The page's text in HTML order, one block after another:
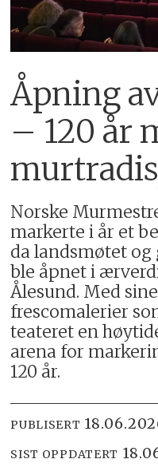
Åpning
– 120 år
Norske
markerte i år et
da landsmøtet
ble åpnet i
Ålesund. Med
frescomalerier
teateret en
arena for
120 år.
PUBLISERT
SIST OPPDATERT